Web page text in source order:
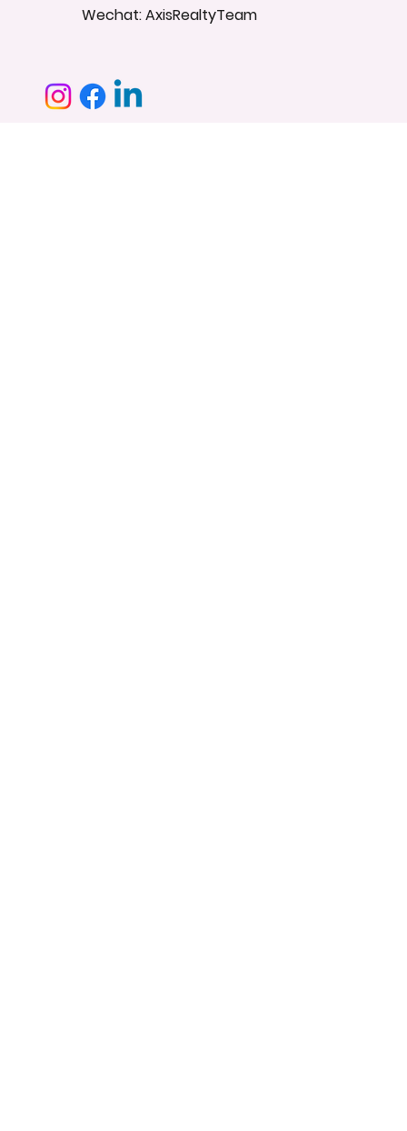
Wechat: AxisRealtyTeam